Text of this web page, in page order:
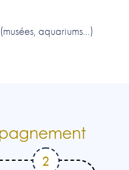
aquariums…)
2